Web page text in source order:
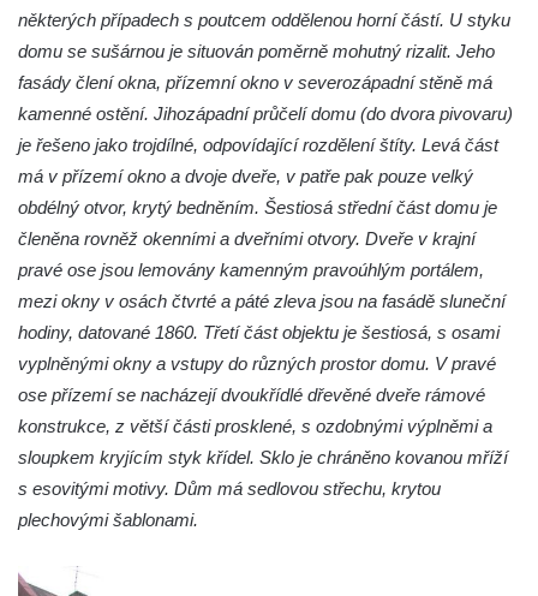
některých případech s poutcem oddělenou horní částí. U styku
domu se sušárnou je situován poměrně mohutný rizalit. Jeho
fasády člení okna, přízemní okno v severozápadní stěně má
kamenné ostění. Jihozápadní průčelí domu (do dvora pivovaru)
je řešeno jako trojdílné, odpovídající rozdělení štíty. Levá část
má v přízemí okno a dvoje dveře, v patře pak pouze velký
obdélný otvor, krytý bedněním. Šestiosá střední část domu je
členěna rovněž okenními a dveřními otvory. Dveře v krajní
pravé ose jsou lemovány kamenným pravoúhlým portálem,
mezi okny v osách čtvrté a páté zleva jsou na fasádě sluneční
hodiny, datované 1860. Třetí část objektu je šestiosá, s osami
vyplněnými okny a vstupy do různých prostor domu. V pravé
ose přízemí se nacházejí dvoukřídlé dřevěné dveře rámové
konstrukce, z větší části prosklené, s ozdobnými výplněmi a
sloupkem kryjícím styk křídel. Sklo je chráněno kovanou mříží
s esovitými motivy. Dům má sedlovou střechu, krytou
plechovými šablonami.